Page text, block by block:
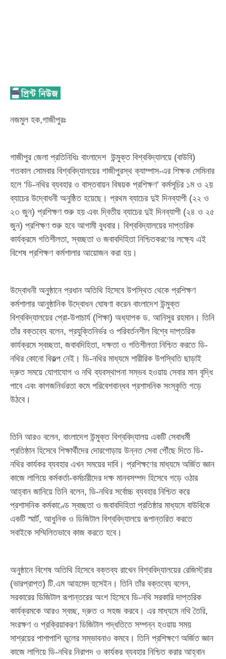
নজমুল হক,গাজীপুরঃ
গাজীপুর জেলা প্রতিনিধিঃ বাংলাদেশ উন্মুক্ত বিশ্ববিদ্যালয়ে (বাউবি)
গতকাল সোমবার বিশ্ববিদ্যালয়ের গাজীপুরস্থ ক্যাম্পাস-এর শিক্ষক সেমিনার
হলে ‘ডি-নথির ব্যবহার ও বাস্তবায়ন বিষয়ক প্রশিক্ষণ’ কর্মসূচির ১ম ও ২য়
ব্যাচের উদ্বোধনী অনুষ্ঠিত হয়েছে। প্রথম ব্যাচের দুই দিনব্যাপী (২২ ও
২৩ জুন) প্রশিক্ষণ শুরু হয় এবং দ্বিতীয় ব্যাচের দুই দিনব্যাপী (২৪ ও ২৫
জুন) প্রশিক্ষণ শুরু হবে আগামী বুধবার। বিশ্ববিদ্যালয়ের দাপ্তরিক
কার্যক্রমে গতিশীলতা, স্বচ্ছতা ও জবাবদিহিতা নিশ্চিতকরণের লক্ষ্যে এই
বিশেষ প্রশিক্ষণ কর্মশালার আয়োজন করা হয়।
উদ্বোধনী অনুষ্ঠানে প্রধান অতিথি হিসেবে উপস্থিত থেকে প্রশিক্ষণ
কর্মশালার আনুষ্ঠানিক উদ্বোধন ঘোষণা করেন বাংলাদেশ উন্মুক্ত
বিশ্ববিদ্যালয়ের প্রো-উপাচার্য (শিক্ষা) অধ্যাপক ড. আনিসুর রহমান। তিনি
তাঁর বক্তব্যে বলেন, প্রযুক্তিনির্ভর ও পরিবর্তনশীল বিশ্বে দাপ্তরিক
কার্যক্রমে স্বচ্ছতা, জবাবদিহিতা, দক্ষতা ও গতিশীলতা নিশ্চিত করতে ডি-
নথির কোনো বিকল্প নেই। ডি-নথির মাধ্যমে শারীরিক উপস্থিতি ছাড়াই
দ্রুত সময়ে যোগাযোগ ও নথি ব্যবস্থাপনা সম্ভব হওয়ায় সেবার মান বৃদ্ধি
পাবে এবং কাগজনির্ভরতা কমে পরিবেশবান্ধব প্রশাসনিক সংস্কৃতি গড়ে
উঠবে।
তিনি আরও বলেন, বাংলাদেশ উন্মুক্ত বিশ্ববিদ্যালয় একটি সেবাধর্মী
প্রতিষ্ঠান হিসেবে শিক্ষার্থীদের দোরগোড়ায় উন্নত সেবা পৌঁছে দিতে ডি-
নথির কার্যকর ব্যবহার এখন সময়ের দাবি। প্রশিক্ষণের মাধ্যমে অর্জিত জ্ঞান
কাজে লাগিয়ে কর্মকর্তা-কর্মচারীদের দক্ষ মানবসম্পদ হিসেবে গড়ে ওঠার
আহ্বান জানিয়ে তিনি বলেন, ডি-নথির সর্বোচ্চ ব্যবহার নিশ্চিত করে
প্রশাসনিক কর্মকাণ্ডে স্বচ্ছতা ও জবাবদিহিতা প্রতিষ্ঠার মাধ্যমে বাউবিকে
একটি স্মার্ট, আধুনিক ও ডিজিটাল বিশ্ববিদ্যালয়ে রূপান্তরিত করতে
সবাইকে সম্মিলিতভাবে কাজ করতে হবে।
অনুষ্ঠানে বিশেষ অতিথি হিসেবে বক্তব্য রাখেন বিশ্ববিদ্যালয়ের রেজিস্ট্রার
(ভারপ্রাপ্ত) টি.এম আহমেদ হুসেইন। তিনি তাঁর বক্তব্যে বলেন,
সরকারের ডিজিটাল রূপান্তরের অংশ হিসেবে ডি-নথি সরকারি দাপ্তরিক
কার্যক্রমকে আরও স্বচ্ছ, দ্রুত ও সহজ করবে। এর মাধ্যমে নথি তৈরি,
সংরক্ষণ ও প্রক্রিয়াকরণ ডিজিটাল পদ্ধতিতে সম্পন্ন হওয়ায় সময়
সাশ্রয়ের পাশাপাশি ভুলের সম্ভাবনাও কমবে। তিনি প্রশিক্ষণে অর্জিত জ্ঞান
কাজে লাগিয়ে ডি-নথির নিরাপদ ও কার্যকর ব্যবহার নিশ্চিত করার আহ্বান